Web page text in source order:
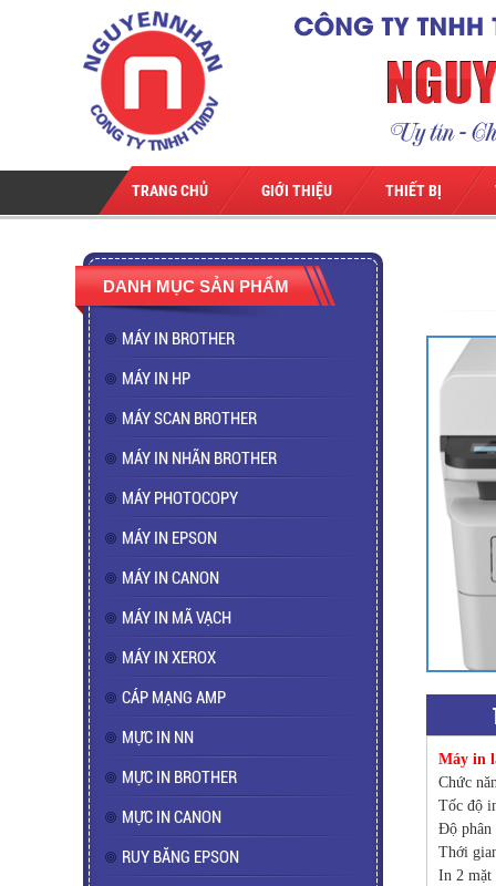
TRANG CHỦ GIỚI THIỆU THIẾT BỊ
DANH MỤC SẢN PHẨM
MÁY IN BROTHER
MÁY IN HP
MÁY SCAN BROTHER
MÁY IN NHÃN BROTHER
MÁY PHOTOCOPY
MÁY IN EPSON
MÁY IN CANON
MÁY IN MÃ VẠCH
MÁY IN XEROX
CÁP MẠNG AMP
MỰC IN NN
MỰC IN BROTHER
MỰC IN CANON
RUY BĂNG EPSON
Máy in
Chức
Tốc độ
Độ phân
Thới
In 2 mặt